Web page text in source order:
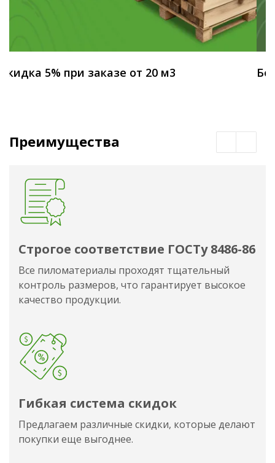
Скидка 5% при заказе от 20 м3
Преимущества
Строгое соответствие ГОСТу 8486-86
Все пиломатериалы проходят тщательный
контроль размеров, что гарантирует высокое
качество продукции.
Гибкая система скидок
Предлагаем различные скидки, которые делают
покупки еще выгоднее.